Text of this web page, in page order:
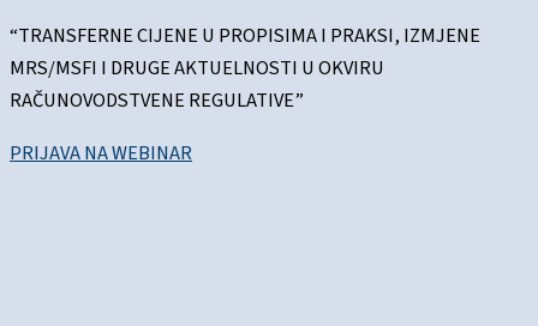
“TRANSFERNE CIJENE U PROPISIMA I PRAKSI, IZMJENE
MRS/MSFI I DRUGE AKTUELNOSTI U OKVIRU
RAČUNOVODSTVENE REGULATIVE”
PRIJAVA NA WEBINAR